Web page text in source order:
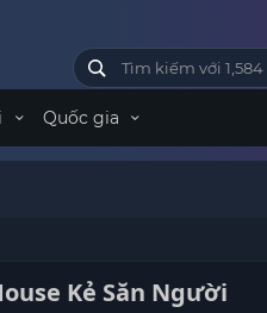
Quốc gia
Kẻ Săn Người